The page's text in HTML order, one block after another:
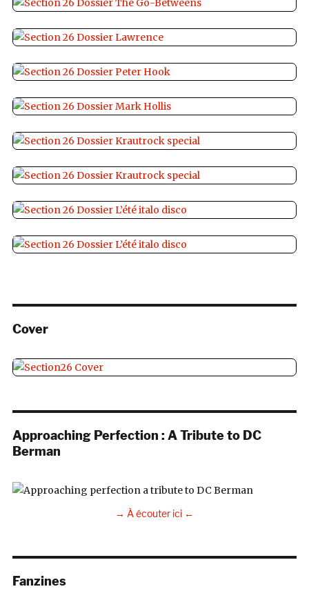
Cover
Approaching Perfection : A Tribute to DC
Berman
→ À écouter ici ←
Fanzines